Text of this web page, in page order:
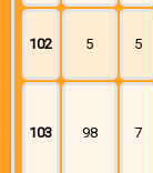
102 5 5
103 98 7